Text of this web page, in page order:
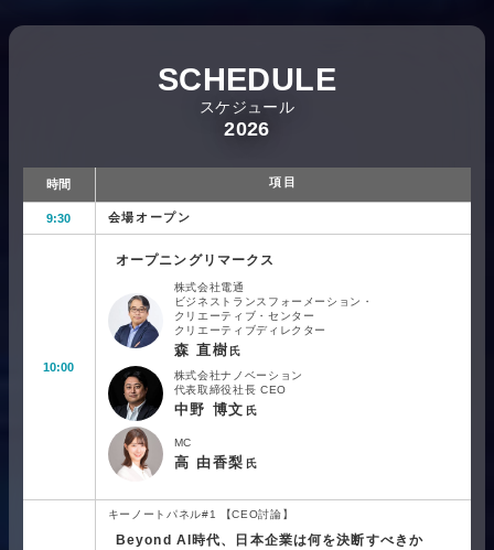
SCHEDULE
スケジュール
2026
時間 項目
9:30 会場オープン
10:00
オープニングリマークス
株式会社電通
ビジネストランスフォーメーション・
クリエーティブ・センター
クリエーティブディレクター
森 直樹 氏
株式会社ナノベーション
代表取締役社長 CEO
中野 博文 氏
MC
高 由香梨 氏
キーノートパネル#1 【CEO討論】
Beyond AI時代、日本企業は何を決断すべきか